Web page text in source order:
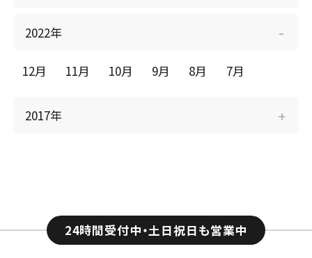
2022年
12月 11月 10月 9月 8月 7月
2017年
24時間受付中・土日祝日も営業中